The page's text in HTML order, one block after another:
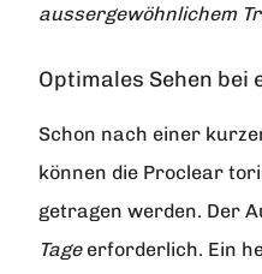
aussergewöhnlichem
Optimales Sehen
Schon nach einer
können die Proclear
getragen werden. Der
Tageerforderlich. Ein